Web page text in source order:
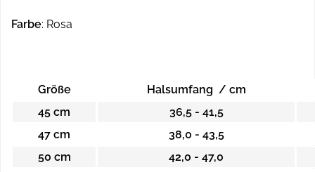
Farbe: Rosa
Größe
Halsumfang / cm
45 cm
36,5 - 41,5
47 cm
38,0 - 43,5
50 cm
42,0 - 47,0